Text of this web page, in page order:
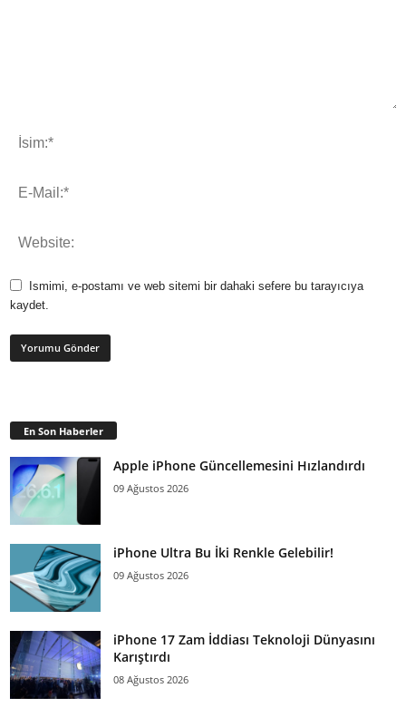
Ismimi, e-postamı ve web sitemi bir dahaki sefere bu tarayıcıya
kaydet.
En Son Haberler
Apple iPhone Güncellemesini Hızlandırdı
09 Ağustos 2026
iPhone Ultra Bu İki Renkle Gelebilir!
09 Ağustos 2026
iPhone 17 Zam İddiası Teknoloji Dünyasını
Karıştırdı
08 Ağustos 2026